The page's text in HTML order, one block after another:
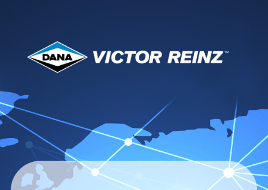
Vertriebspartner -
Weltweites Netzwerk
mit lokaler Präsenz